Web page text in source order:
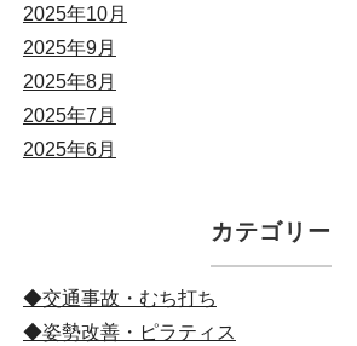
2025年10月
2025年9月
2025年8月
2025年7月
2025年6月
カテゴリー
◆交通事故・むち打ち
◆姿勢改善・ピラティス